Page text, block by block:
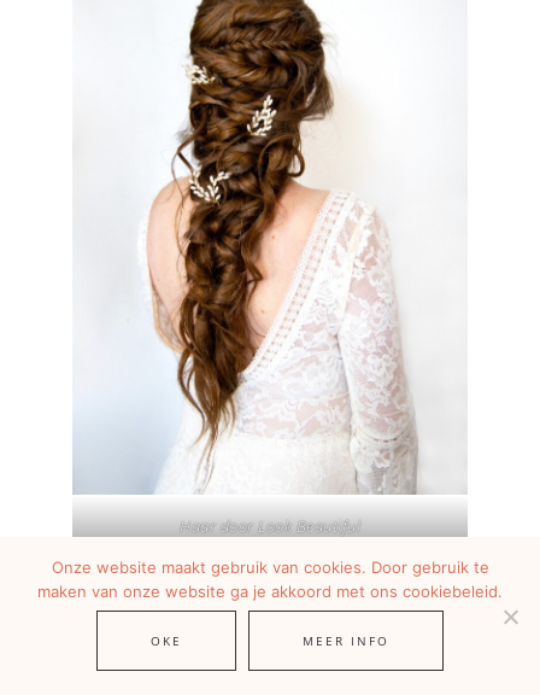
Haar door Look Beautiful
Onze website maakt gebruik van cookies. Door gebruik te
maken van onze website ga je akkoord met ons cookiebeleid.
OKE MEER INFO